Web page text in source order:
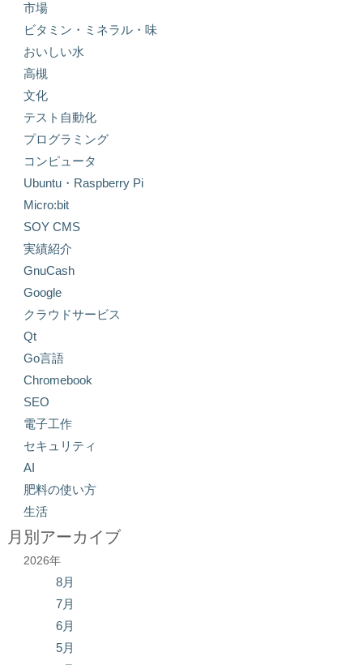
市場
ビタミン・ミネラル・味
おいしい水
高槻
文化
テスト自動化
プログラミング
コンピュータ
Ubuntu・Raspberry Pi
Micro:bit
SOY CMS
実績紹介
GnuCash
Google
クラウドサービス
Qt
Go言語
Chromebook
SEO
電子工作
セキュリティ
AI
肥料の使い方
生活
月別アーカイブ
2026年
8月
7月
6月
5月